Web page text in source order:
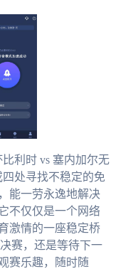
利时 vs 塞内加尔无
处寻找不稳定的免
能一劳永逸地解决
不仅仅是一个网络
激情的一座稳定桥
赛，还是等待下一
赛乐趣，随时随